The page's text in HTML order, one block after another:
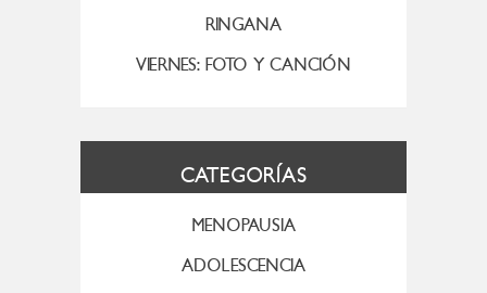
RINGANA
VIERNES: FOTO Y CANCIÓN
CATEGORÍAS
MENOPAUSIA
ADOLESCENCIA